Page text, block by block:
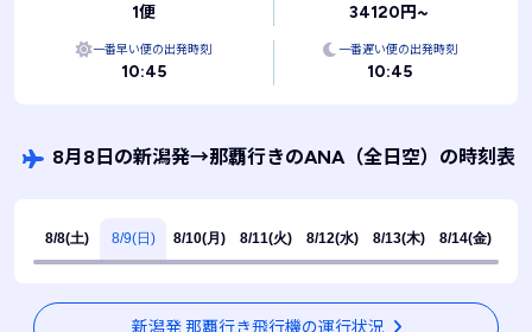
1便 34120円~
一番早い便の出発時刻
10:45
一番遅い便の出発時刻
10:45
8月8日の新潟発→那覇行きのANA（全日空） の時刻表
8/8(土) 8/9(日) 8/10(月) 8/11(火) 8/12(水) 8/13(木) 8/14(金)
新潟発 那覇行き飛行機の運行状況